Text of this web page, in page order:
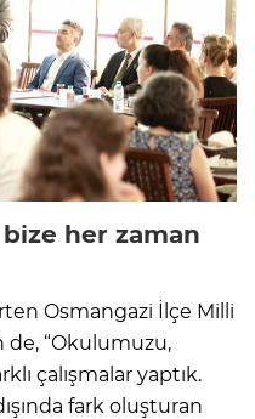
bize her zaman
Osmangazi İlçe Milli
“Okulumuzu,
çalışmalar yaptık.
fark oluşturan